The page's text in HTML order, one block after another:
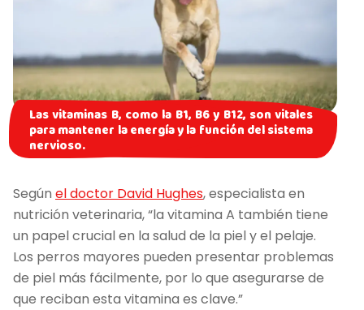
Las vitaminas B, como la B1, B6 y B12, son vitales
para mantener la energía y la función del sistema
nervioso.
Según el doctor David Hughes, especialista en
nutrición veterinaria, “la vitamina A también tiene
un papel crucial en la salud de la piel y el pelaje.
Los perros mayores pueden presentar problemas
de piel más fácilmente, por lo que asegurarse de
que reciban esta vitamina es clave.”